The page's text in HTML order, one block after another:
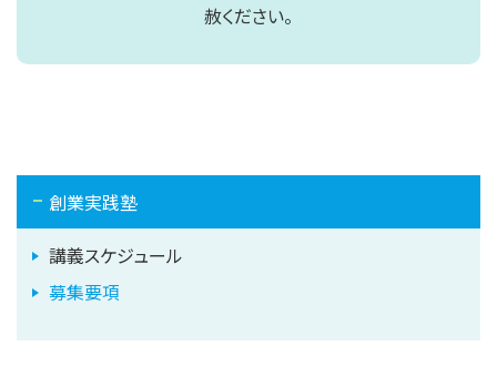
赦ください。
創業実践塾
講義スケジュール
募集要項